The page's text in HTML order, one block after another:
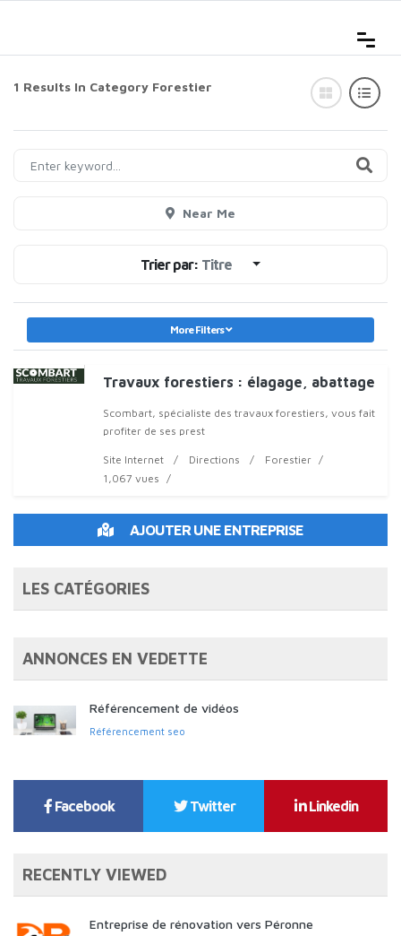
1 Results In Category Forestier
Near Me
Trier par: Titre
More Filters
Travaux forestiers : élagage, abattage
Scombart, spécialiste des travaux forestiers, vous fait
profiter de ses prest
Site Internet Directions
Forestier
1,067 vues
AJOUTER UNE ENTREPRISE
LES CATÉGORIES
ANNONCES EN VEDETTE
Référencement de vidéos
Référencement seo
Facebook Twitter Linkedin
RECENTLY VIEWED
Entreprise de rénovation vers Péronne